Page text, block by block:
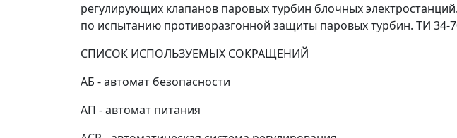
регулирующих клапанов паровых турбин блочных
по испытанию противоразгонной защиты паровых турбин. ТИ 34-
СПИСОК ИСПОЛЬЗУЕМЫХ СОКРАЩЕНИЙ
АБ - автомат безопасности
АП - автомат питания